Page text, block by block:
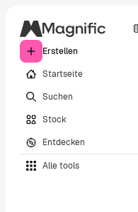
Erstellen
Startseite
Suchen
Stock
Entdecken
Alle tools